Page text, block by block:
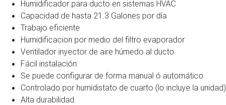
Humidificador para ducto en sistemas HVAC
Capacidad de hasta 21.3 Galones por día
Trabajo eficiente
Humidificacion por medio del filtro evaporador
Ventilador inyector de aire húmedo al ducto
Fácil instalación
Se puede configurar de forma manual ó automático
Controlado por humidistato de cuarto (lo incluye la unidad)
Alta durabilidad